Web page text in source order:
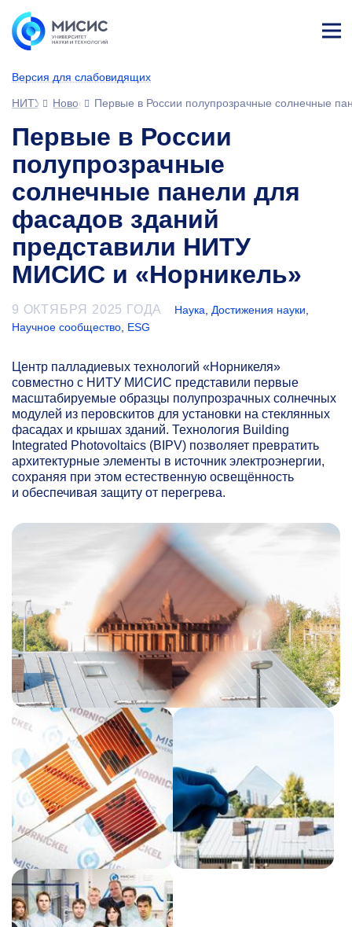
Версия для слабовидящих
ине
НИТУ МИСИС
НовостиПервые в России полупрозрачные солнечные
Первые в России
полупрозрачные
солнечные панели для
фасадов зданий
представили НИТУ
МИСИС и «Норникель»
9 ОКТЯБРЯ 2025 ГОДА Наука Достижения науки
Научное сообщество ESG
Центр палладиевых технологий «Норникеля»
совместно с НИТУ МИСИС представили первые
масштабируемые образцы полупрозрачных солнечных
модулей из перовскитов для установки на стеклянных
фасадах и крышах зданий. Технология Building
Integrated Photovoltaics (BIPV) позволяет превратить
архитектурные элементы в источник электроэнергии,
сохраняя при этом естественную освещённость
и обеспечивая защиту от перегрева.